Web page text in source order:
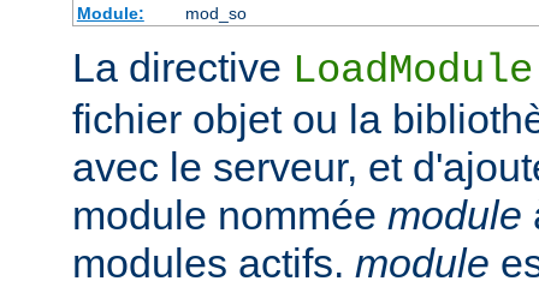
Module:
mod_so
La directive LoadModule
fichier objet ou la
avec le serveur, et
module nommée module
modules actifs. module